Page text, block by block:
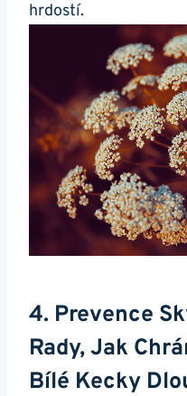
hrdostí.
4. Prevence
Rady, Jak
Bílé ⁣kecky‍